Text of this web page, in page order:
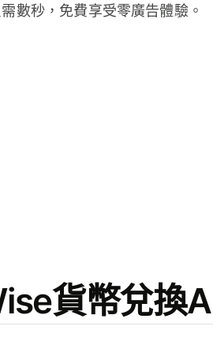
數秒，免費享受零廣告體驗。
貨幣兌換